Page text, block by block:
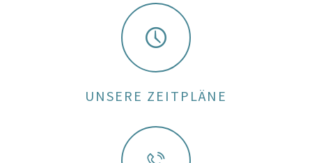
UNSERE ZEITPLÄNE